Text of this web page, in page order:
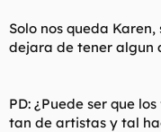
Solo nos queda
dejara de tener algun
PD: ¿Puede ser que
tan de artistas y tal